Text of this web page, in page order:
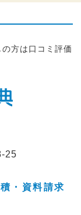
方は口コミ評価
25
・資料請求